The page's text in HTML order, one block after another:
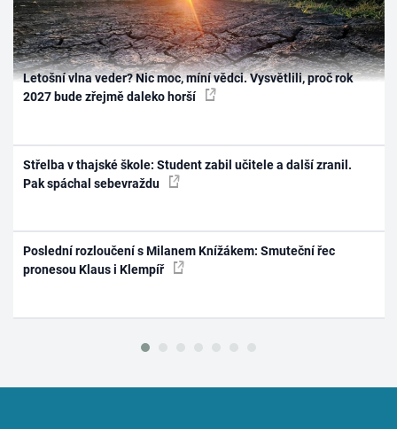
Letošní vlna veder? Nic moc, míní vědci. Vysvětlili, proč rok
2027 bude zřejmě daleko horší
Střelba v thajské škole: Student zabil učitele a další zranil.
Pak spáchal sebevraždu
Poslední rozloučení s Milanem Knížákem: Smuteční řec
pronesou Klaus i Klempíř